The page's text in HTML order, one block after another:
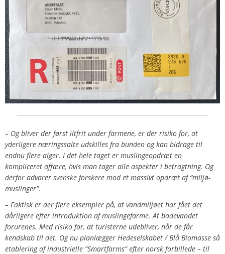
– Og bliver der først iltfrit under farmene, er der risiko for, at
yderligere næringssalte udskilles fra bunden og kan bidrage til
endnu flere alger. I det hele taget er muslingeopdræt en
kompliceret affære, hvis man tager alle aspekter i betragtning. Og
derfor advarer svenske forskere mod et massivt opdræt af “miljø-
muslinger”.
– Faktisk er der flere eksempler på, at vandmiljøet har fået det
dårligere efter introduktion af muslingefarme. At badevandet
forurenes. Med risiko for, at turisterne udebliver, når de får
kendskab til det. Og nu planlægger Hedeselskabet / Blå Biomasse så
etablering af industrielle “Smartfarms” efter norsk forbillede – til